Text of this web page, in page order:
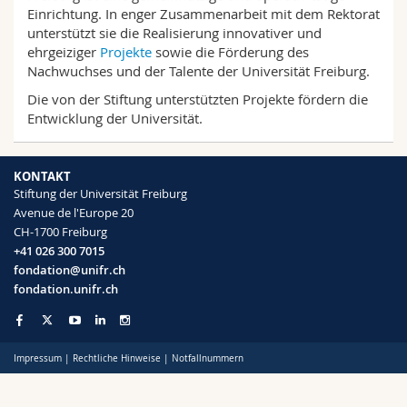
Math.-Nat. und Med. Fak.
Interfakultär
Mitarbeitende
Doktorierende
Webmail
Vorlesungsverzeichnis
MyUnifr
Einrichtung. In enger Zusammenarbeit mit dem Rektorat
unterstützt sie die Realisierung innovativer und
ehrgeiziger Projekte sowie die Förderung des
Nachwuchses und der Talente der Universität Freiburg.
Die von der Stiftung unterstützten Projekte fördern die
Entwicklung der Universität.
KONTAKT
Stiftung der Universität Freiburg
Avenue de l'Europe 20
CH-1700 Freiburg
+41 026 300 7015
fondation@unifr.ch
fondation.unifr.ch
Impressum | Rechtliche Hinweise | Notfallnummern